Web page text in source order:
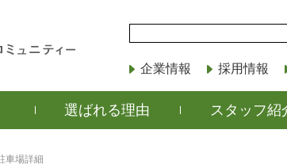
企業情報 採用情報
選ばれる理由 スタッフ紹
車場詳細